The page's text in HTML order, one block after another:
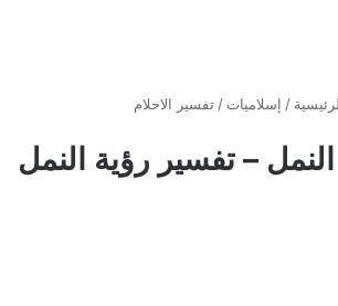
/ إسلاميات / تفسير الاحلام
– تفسير رؤية النمل